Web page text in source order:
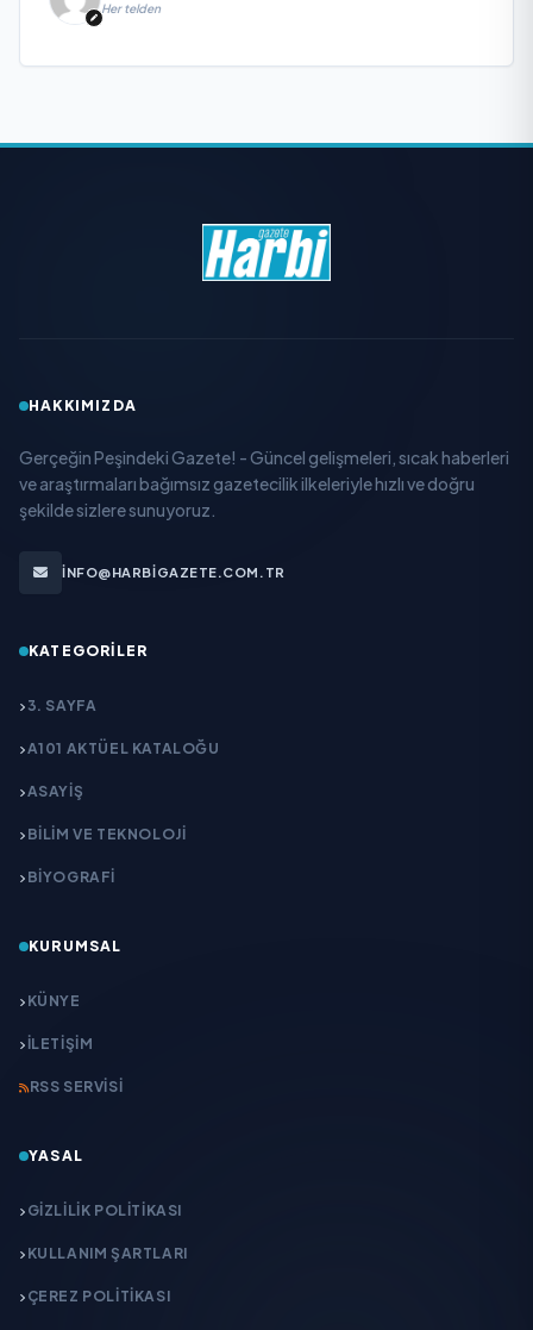
Her telden
HAKKIMIZDA
Gerçeğin Peşindeki Gazete! - Güncel gelişmeleri, sıcak haberleri
ve araştırmaları bağımsız gazetecilik ilkeleriyle hızlı ve doğru
şekilde sizlere sunuyoruz.
INFO@HARBIGAZETE.COM.TR
KATEGORILER
3. SAYFA
A101 AKTÜEL KATALOĞU
ASAYİŞ
BİLİM VE TEKNOLOJİ
BİYOGRAFİ
KURUMSAL
KÜNYE
İLETIŞIM
RSS SERVISI
YASAL
GIZLILIK POLITIKASI
KULLANIM ŞARTLARI
ÇEREZ POLITIKASI